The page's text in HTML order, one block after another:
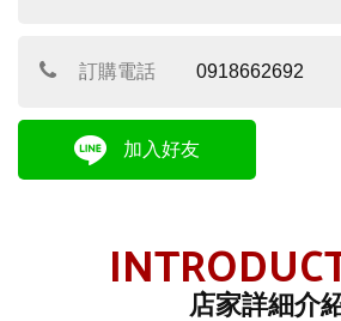
訂購電話 0918662692
加入好友
店家詳細介